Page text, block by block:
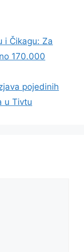
i Čikagu: Za
170.000
pojedinih
u Tivtu